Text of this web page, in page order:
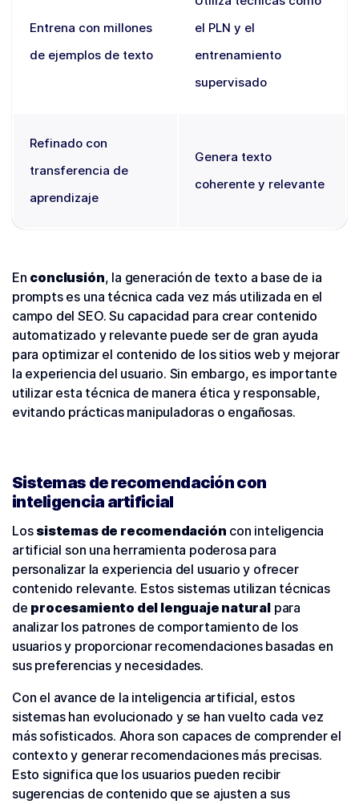
Entrena con millones
de ejemplos de texto
el PLN y el
entrenamiento
supervisado
Refinado con
transferencia de
aprendizaje
Genera texto
coherente y relevante
En conclusión, la generación de texto a base de ia
prompts es una técnica cada vez más utilizada en el
campo del SEO. Su capacidad para crear contenido
automatizado y relevante puede ser de gran ayuda
para optimizar el contenido de los sitios web y mejorar
la experiencia del usuario. Sin embargo, es importante
utilizar esta técnica de manera ética y responsable,
evitando prácticas manipuladoras o engañosas.
Sistemas de recomendación con
inteligencia artificial
Los sistemas de recomendación con inteligencia
artificial son una herramienta poderosa para
personalizar la experiencia del usuario y ofrecer
contenido relevante. Estos sistemas utilizan técnicas
de procesamiento del lenguaje naturalpara
analizar los patrones de comportamiento de los
usuarios y proporcionar recomendaciones basadas en
sus preferencias y necesidades.
Con el avance de la inteligencia artificial, estos
sistemas han evolucionado y se han vuelto cada vez
más sofisticados. Ahora son capaces de comprender el
contexto y generar recomendaciones más precisas.
Esto significa que los usuarios pueden recibir
sugerencias de contenido que se ajusten a sus